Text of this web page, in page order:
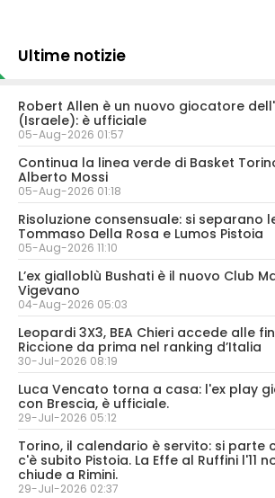
Ultime notizie
Robert Allen è un nuovo giocatore
(Israele): è ufficiale
05-Aug-2026 01:57
Continua la linea verde di Basket
Alberto Mossi
05-Aug-2026 01:18
Risoluzione consensuale: si separano
Tommaso Della Rosa e Lumos Pistoia
05-Aug-2026 11:10
L’ex gialloblù Bushati è il nuovo Club
Vigevano
04-Aug-2026 05:03
Leopardi 3X3, BEA Chieri accede alle
Riccione da prima nel ranking d’Italia
30-Jul-2026 08:19
Luca Vencato torna a casa: l'ex play
con Brescia, è ufficiale.
29-Jul-2026 05:12
Torino, il calendario è servito: si parte
c'è subito Pistoia. La Effe al Ruffini l'11
chiude a Rimini.
29-Jul-2026 02:37